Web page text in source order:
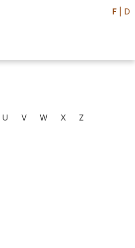
F D
U V W X Z